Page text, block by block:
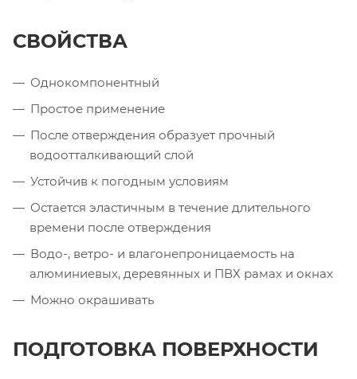
СВОЙСТВА
Однокомпонентный
Простое применение
После отверждения образует прочный
водоотталкивающий слой
Устойчив к погодным условиям
Остается эластичным в течение длительного
времени после отверждения
Водо-, ветро- и влагонепроницаемость на
алюминиевых, деревянных и ПВХ рамах и окнах
Можно окрашивать
ПОДГОТОВКА ПОВЕРХНОСТИ